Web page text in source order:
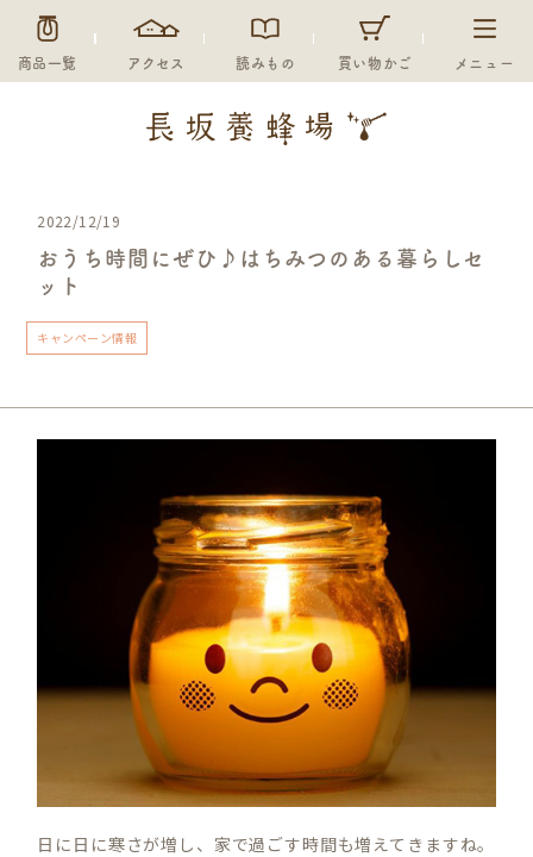
商品一覧 アクセス 読みもの 買い物かご メニュー
2022/12/19
おうち時間にぜひ♪はちみつのある暮らしセ
ット
キャンペーン情報
日に日に寒さが増し、家で過ごす時間も増えてきますね。